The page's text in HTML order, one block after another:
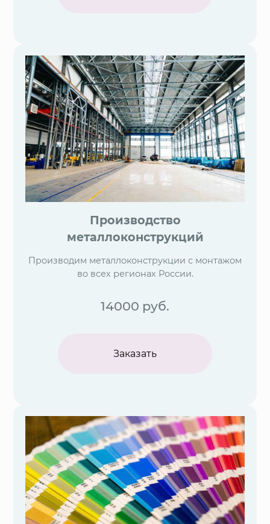
Производство
металлоконструкций
Производим металлоконструкции с монтажом
во всех регионах России.
14000 руб.
Заказать